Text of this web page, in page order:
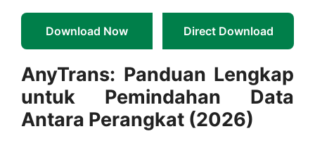
Download Now Direct Download
AnyTrans: Panduan Lengkap
untuk Pemindahan Data
Antara Perangkat (2026)